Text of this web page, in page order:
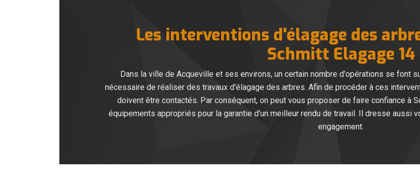
Les interventions d'élagage des
Schmitt Elagage 14
Dans la ville de Acqueville et ses environs, un certain nombre d'opérations se font
nécessaire de réaliser des travaux d'élagage des arbres. Afin de procéder à ces
doivent être contactés. Par conséquent, on peut vous proposer de faire confiance à
équipements appropriés pour la garantie d'un meilleur rendu de travail. Il dresse aussi
engagement.